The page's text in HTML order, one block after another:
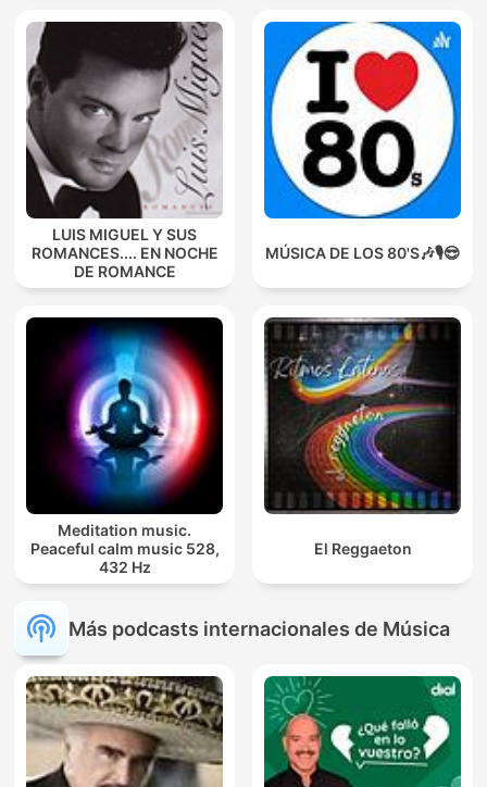
LUIS MIGUEL Y SUS
ROMANCES.... EN NOCHE
DE ROMANCE
MÚSICA DE LOS 80'S🎶🎙️😎
Meditation music.
Peaceful calm music 528,
432 Hz
El Reggaeton
Más podcasts internacionales de Música